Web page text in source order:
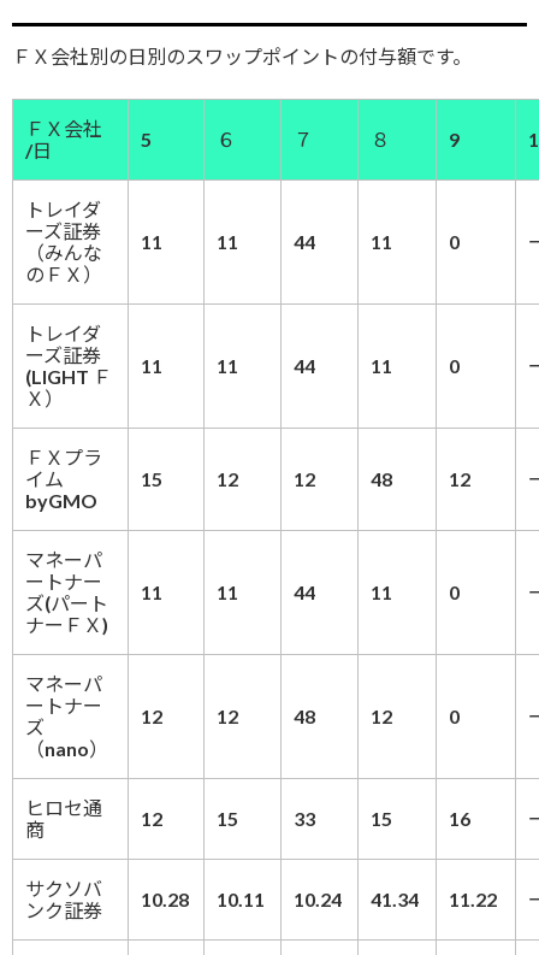
ＦＸ会社別の日別のスワップポイントの付与額です。
ＦＸ会社
/日
5 ６ ７ ８ 9
トレイダ
ーズ証券
（みんな
のＦＸ）
11 11 44 11 0
トレイダ
ーズ証券
(LIGHT Ｆ
Ｘ）
11 11 44 11 0
ＦＸプラ
イム
byGMO
15 12 12 48 12
マネーパ
ートナー
ズ(パート
ナーＦＸ)
11 11 44 11 0
マネーパ
ートナー
ズ
（nano）
12 12 48 12 0
ヒロセ通
商
12 15 33 15 16
サクソバ
ンク証券
10.28 10.11 10.24 41.34 11.22